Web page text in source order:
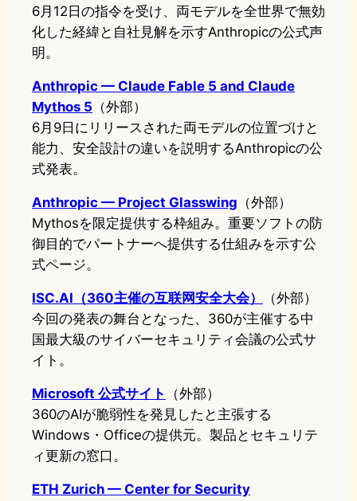
6月12日の指令を受け、両モデルを全世界で無効
化した経緯と自社見解を示すAnthropicの公式声
明。
Anthropic — Claude Fable 5 and Claude
Mythos 5 （外部）
6月9日にリリースされた両モデルの位置づけと
能力、安全設計の違いを説明するAnthropicの公
式発表。
Anthropic — Project Glasswing （外部）
Mythosを限定提供する枠組み。重要ソフトの防
御目的でパートナーへ提供する仕組みを示す公
式ページ。
ISC.AI（360主催の互联网安全大会）
（外部）
今回の発表の舞台となった、360が主催する中
国最大級のサイバーセキュリティ会議の公式サ
イト。
Microsoft 公式サイト
（外部）
360のAIが脆弱性を発見したと主張する
Windows・Officeの提供元。製品とセキュリテ
ィ更新の窓口。
ETH Zurich — Center for Security